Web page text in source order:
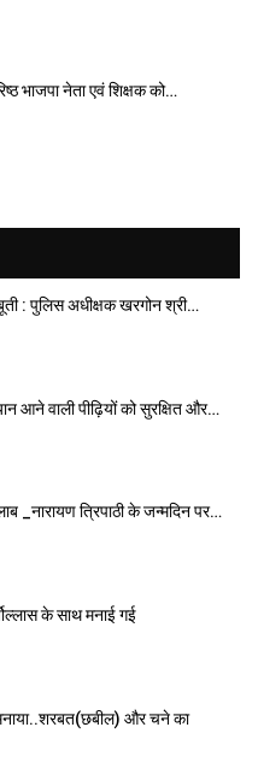
भाजपा नेता एवं शिक्षक को…
: पुलिस अधीक्षक खरगोन श्री…
आने वाली पीढ़ियों को सुरक्षित और…
_नारायण त्रिपाठी के जन्मदिन पर…
के साथ मनाई गई
मनाया..शरबत(छबील) और चने का